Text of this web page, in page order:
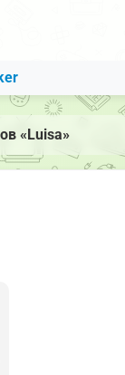
«Luisa»